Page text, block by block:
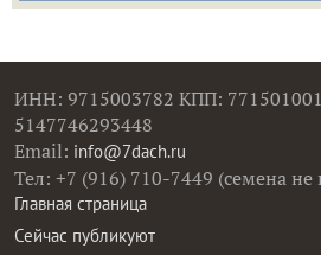
ИНН: 9715003782 КПП:
5147746293448
Email: info@7dach.ru
Тел: +7 (916) 710-7449 (семена
Главная страница
Сейчас публикуют